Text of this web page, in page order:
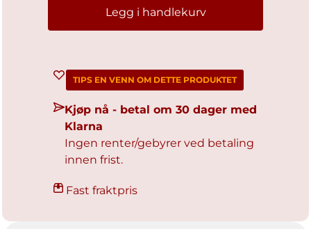
Legg i handlekurv
TIPS EN VENN OM DETTE PRODUKTET
Kjøp nå - betal om 30 dager med
Klarna
Ingen renter/gebyrer ved betaling
innen frist.
Fast fraktpris